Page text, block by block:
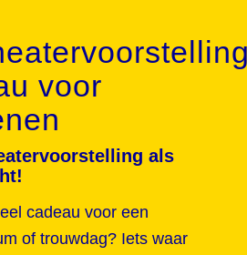
voor
als
cadeau voor een
of trouwdag? Iets waar